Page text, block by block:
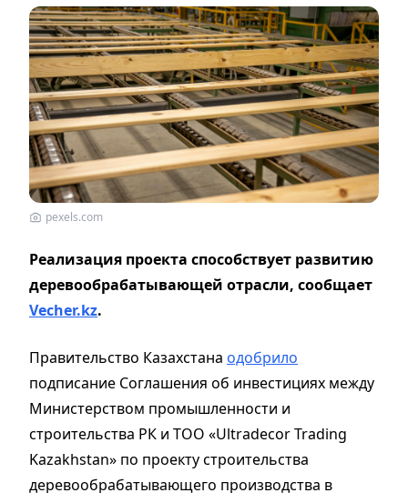
pexels.com
Реализация проекта способствует развитию
деревообрабатывающей отрасли, сообщает
Vecher.kz.
Правительство Казахстана одобрило
подписание Соглашения об инвестициях между
Министерством промышленности и
строительства РК и ТОО «Ultradecor Trading
Kazakhstan» по проекту строительства
деревообрабатывающего производства в